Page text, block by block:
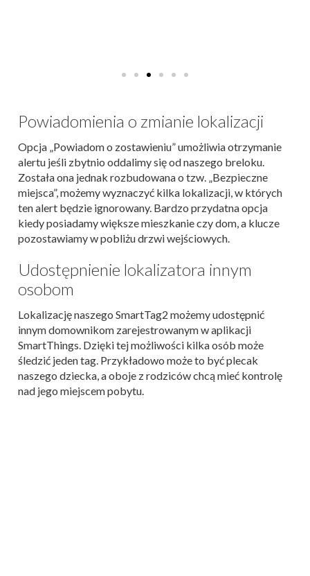
Powiadomienia o zmianie lokalizacji
Opcja „Powiadom o zostawieniu” umożliwia otrzymanie
alertu jeśli zbytnio oddalimy się od naszego breloku.
Została ona jednak rozbudowana o tzw. „Bezpieczne
miejsca”, możemy wyznaczyć kilka lokalizacji, w których
ten alert będzie ignorowany. Bardzo przydatna opcja
kiedy posiadamy większe mieszkanie czy dom, a klucze
pozostawiamy w pobliżu drzwi wejściowych.
Udostępnienie lokalizatora innym
osobom
Lokalizację naszego SmartTag2 możemy udostępnić
innym domownikom zarejestrowanym w aplikacji
SmartThings. Dzięki tej możliwości kilka osób może
śledzić jeden tag. Przykładowo może to być plecak
naszego dziecka, a oboje z rodziców chcą mieć kontrolę
nad jego miejscem pobytu.